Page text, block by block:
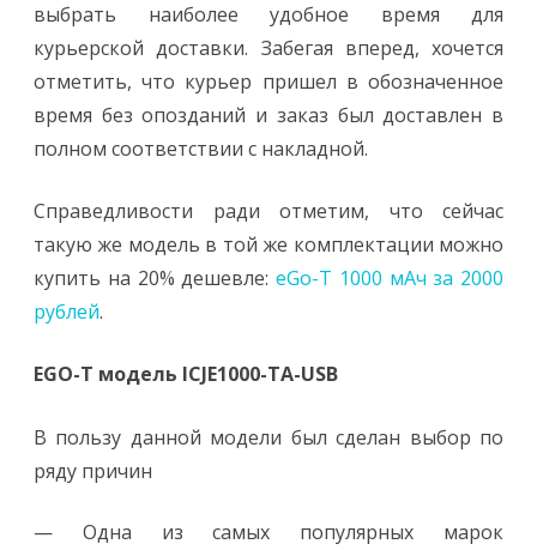
выбрать наиболее удобное время для
курьерской доставки. Забегая вперед, хочется
отметить, что курьер пришел в обозначенное
время без опозданий и заказ был доставлен в
полном соответствии с накладной.
Справедливости ради отметим, что сейчас
такую же модель в той же комплектации можно
купить на 20% дешевле: eGo-T 1000 мАч за 2000
рублей.
EGO-T модель ICJE1000-TA-USB
В пользу данной модели был сделан выбор по
ряду причин
— Одна из самых популярных марок